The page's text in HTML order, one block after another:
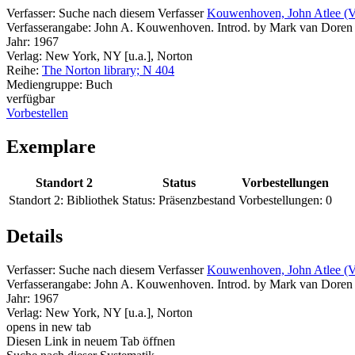
Verfasser: Suche nach diesem Verfasser Kouwenhoven, John Atlee
Verfasserangabe: John A. Kouwenhoven. Introd. by Mark van Doren
Jahr: 1967
Verlag: New York, NY [u.a.], Norton
Reihe: The Norton library; N 404
Mediengruppe: Buch
verfügbar
Vorbestellen
Exemplare
Standort 2 Status
Vorbestellungen
Standort 2: Bibliothek Status: Präsenzbestand Vorbestellungen: 0
Details
Verfasser: Suche nach diesem Verfasser Kouwenhoven, John Atlee
Verfasserangabe: John A. Kouwenhoven. Introd. by Mark van Doren
Jahr: 1967
Verlag: New York, NY [u.a.], Norton
opens in new tab
Diesen Link in neuem Tab öffnen